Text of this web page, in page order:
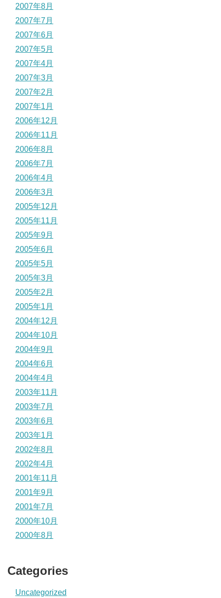
2007年8月
2007年7月
2007年6月
2007年5月
2007年4月
2007年3月
2007年2月
2007年1月
2006年12月
2006年11月
2006年8月
2006年7月
2006年4月
2006年3月
2005年12月
2005年11月
2005年9月
2005年6月
2005年5月
2005年3月
2005年2月
2005年1月
2004年12月
2004年10月
2004年9月
2004年6月
2004年4月
2003年11月
2003年7月
2003年6月
2003年1月
2002年8月
2002年4月
2001年11月
2001年9月
2001年7月
2000年10月
2000年8月
Categories
Uncategorized